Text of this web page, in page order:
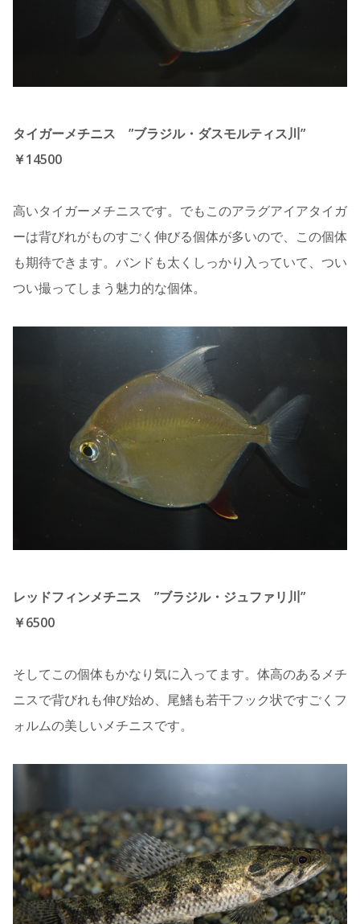
タイガーメチニス ”ブラジル・ダスモルティス川”
￥14500
高いタイガーメチニスです。でもこのアラグアイアタイガ
ーは背びれがものすごく伸びる個体が多いので、この個体
も期待できます。バンドも太くしっかり入っていて、つい
つい撮ってしまう魅力的な個体。
レッドフィンメチニス ”ブラジル・ジュファリ川”
￥6500
そしてこの個体もかなり気に入ってます。体高のあるメチ
ニスで背びれも伸び始め、尾鰭も若干フック状ですごくフ
ォルムの美しいメチニスです。